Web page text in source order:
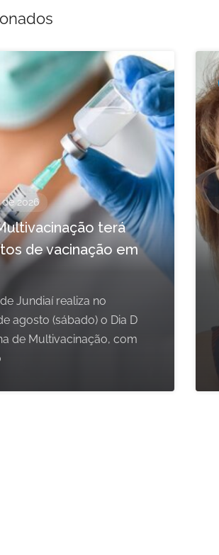
2026
terá
de vacinação em
Jundiaí realiza no
agosto (sábado) o Dia D
de Multivacinação, com